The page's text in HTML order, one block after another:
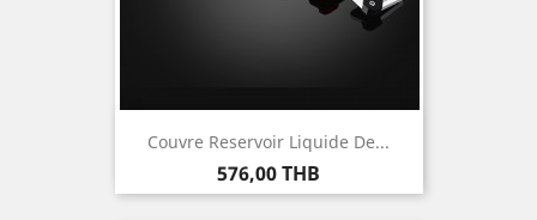
Couvre Reservoir Liquide De...
Prix
576,00 THB